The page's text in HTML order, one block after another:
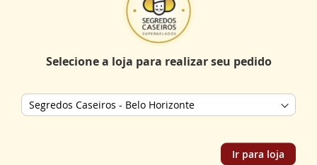
Mini Salgados (Festa)
Não encontramos produtos correspondentes a seleção.
INSTITUCIONAL
Selecione a loja para realizar seu pedido
Store selector
Ir para loja